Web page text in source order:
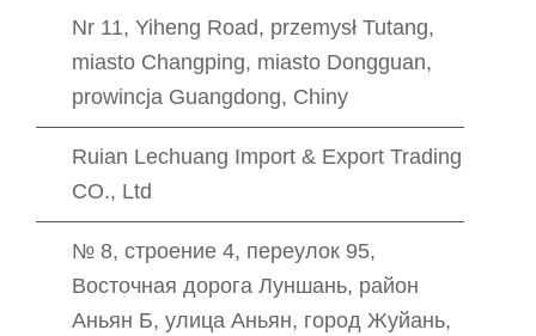
Nr 11, Yiheng Road, przemysł Tutang,
miasto Changping, miasto Dongguan,
prowincja Guangdong, Chiny
Ruian Lechuang Import & Export Trading
CO., Ltd
№ 8, строение 4, переулок 95,
Восточная дорога Луншань, район
Аньян Б, улица Аньян, город Жуйань,